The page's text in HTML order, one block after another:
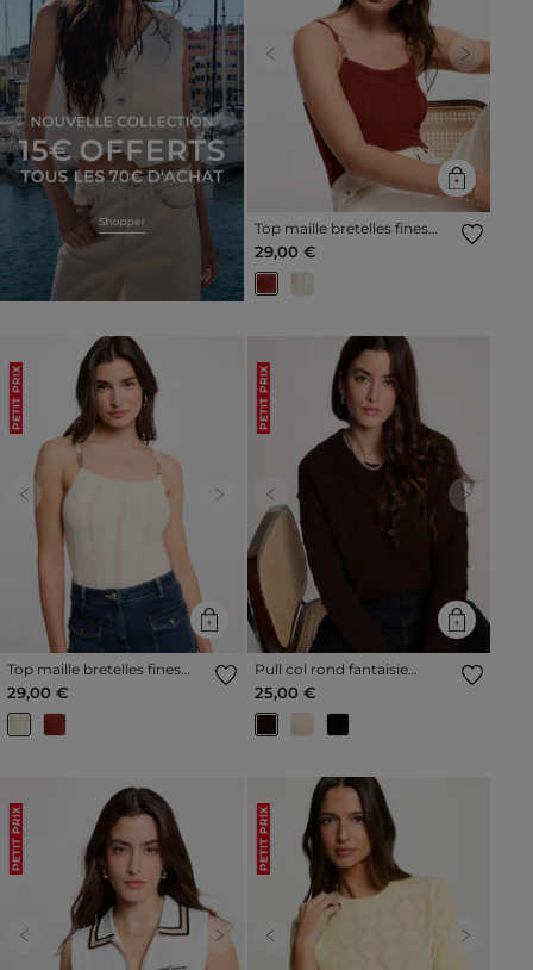
Previous Next
Top maille bretelles fines
marron cognac femme
29,00 €
PETIT PRIX
Previous Next
Top maille bretelles fines
ivoire femme
29,00 €
PETIT PRIX
Previous Next
Pull col rond fantaisie
marron foncé femme
25,00 €
PETIT PRIX
Previous Next
PETIT PRIX
Previous Next